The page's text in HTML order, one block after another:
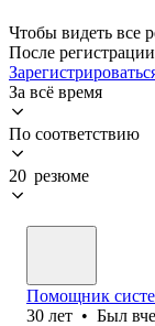
Чтобы видеть все
После
За всё время
По соответствию
20 резюме
Помощник
30 лет • Был